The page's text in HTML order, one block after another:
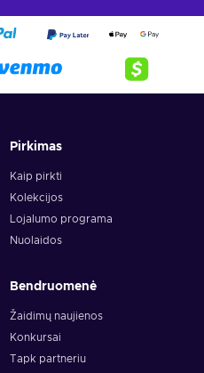
Pirkimas
Kaip pirkti
Kolekcijos
Lojalumo programa
Nuolaidos
Bendruomenė
Žaidimų naujienos
Konkursai
Tapk partneriu